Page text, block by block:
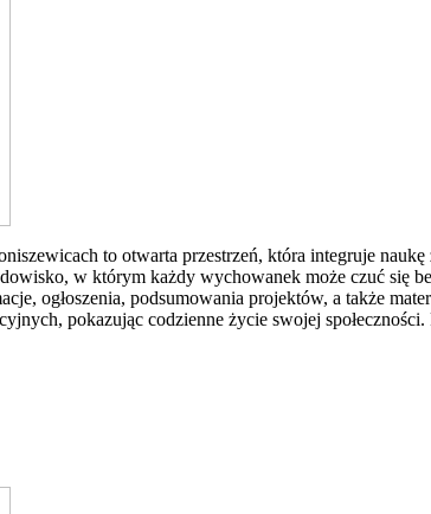
to otwarta przestrzeń, która integruje
w którym każdy wychowanek może czuć się
ogłoszenia, podsumowania projektów, a także
pokazując codzienne życie swojej